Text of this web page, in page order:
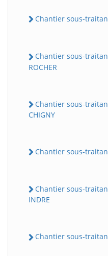
Chantier sous-
Chantier sous-
ROCHER
Chantier sous-
CHIGNY
Chantier sous-
Chantier sous-
INDRE
Chantier sous-